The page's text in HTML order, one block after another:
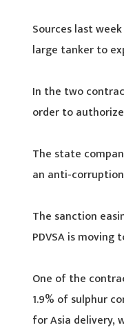
Sources last
large tanker to
In the two
order to
The state
an anti-
The sanction
PDVSA is
One of the
1.9% of sulphur
for Asia delivery,